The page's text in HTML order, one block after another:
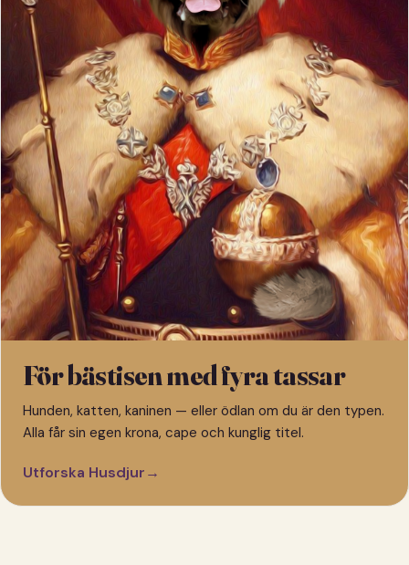
För bästisen med fyra tassar
Hunden, katten, kaninen — eller ödlan om du är den typen.
Alla får sin egen krona, cape och kunglig titel.
Utforska Husdjur→